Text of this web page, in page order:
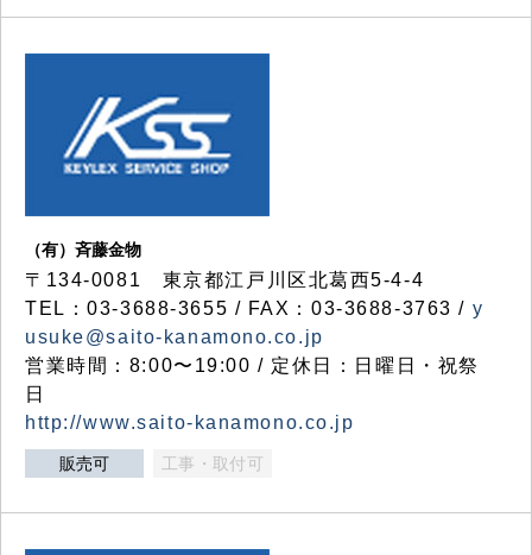
（有）斉藤金物
〒134-0081 東京都江戸川区北葛西5-4-4
TEL：03-3688-3655 / FAX：03-3688-3763 / y
usuke@saito-kanamono.co.jp
営業時間：8:00〜19:00 / 定休日：日曜日・祝祭
日
http://www.saito-kanamono.co.jp
販売可 工事・取付可